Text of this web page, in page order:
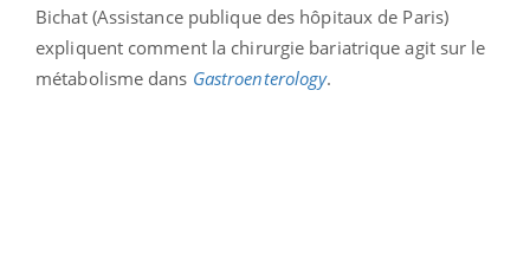
Bichat (Assistance publique des hôpitaux de Paris)
expliquent comment la chirurgie bariatrique agit sur le
métabolisme dans Gastroenterology.